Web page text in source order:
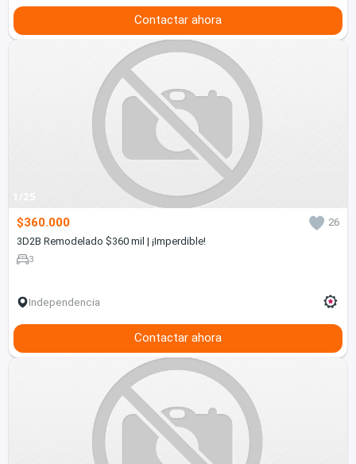
Contactar ahora
1/25
$360.000
26
3D2B Remodelado $360 mil | ¡Imperdible!
3
Independencia
Contactar ahora